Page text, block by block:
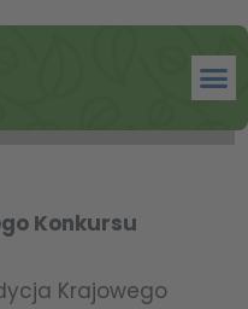
Konkursu
Krajowego